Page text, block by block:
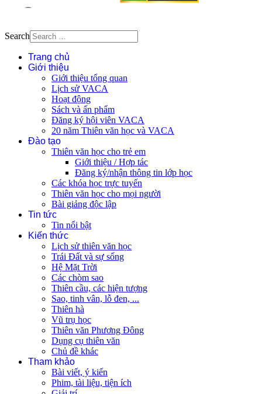
Search
Trang chủ
Giới thiệu
Giới thiệu tổng quan
Lịch sử VACA
Hoạt động
Sách và ấn phẩm
Đăng ký hội viên VACA
20 năm Thiên văn học và VACA
Đào tạo
Thiên văn học cho trẻ em
Giới thiệu / Hợp tác
Đăng ký/nhận thông tin lớp học
Các khóa học trực tuyến
Thiên văn học cho mọi người
Bài giảng độc lập
Tin tức
Tin nổi bật
Kiến thức
Lịch sử thiên văn học
Trái Đất và sự sống
Hệ Mặt Trời
Các chòm sao
Thiên cầu, các hiện tượng
Sao, tinh vân, lỗ đen, ...
Thiên hà
Vũ trụ học
Thiên văn Phương Đông
Dụng cụ thiên văn
Chủ đề khác
Tham khảo
Bài viết, ý kiến
Phim, tài liệu, tiện ích